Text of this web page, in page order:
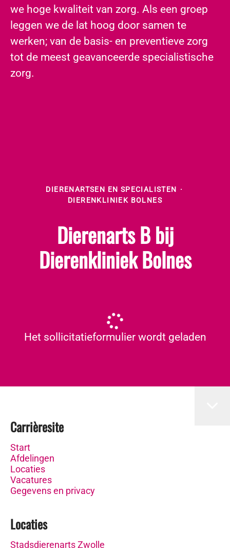
we hoge kwaliteit van zorg. Als een groep
leggen we de lat hoog door samen te
werken; van de basis- en preventieve zorg
tot de meest geavanceerde specialistische
zorg.
DIERENARTSEN EN SPECIALISTEN ·
DIERENKLINIEK BOLNES
Dierenarts B bij
Dierenkliniek Bolnes
Het sollicitatieformulier wordt geladen
Carrièresite
Start
Afdelingen
Locaties
Vacatures
Gegevens en privacy
Locaties
Stadsdierenarts Zwolle